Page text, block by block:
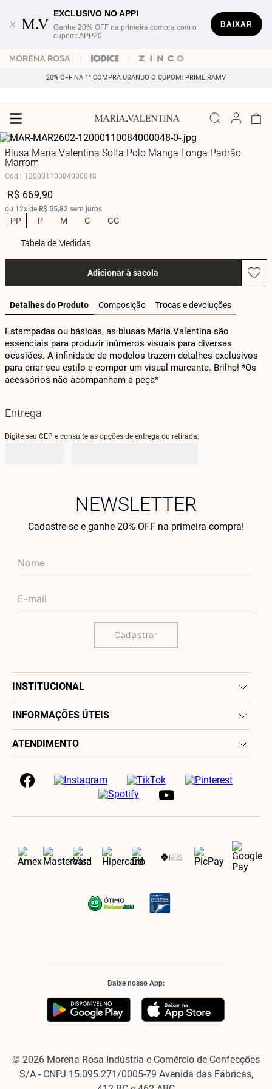
EXCLUSIVO NO APP!
Ganhe 20% OFF na primeira compra com o
cupom: APP20
BAIXAR
20% OFF NA 1° COMPRA USANDO O CUPOM: PRIMEIRAMV
Blusa Maria.Valentina Solta Polo Manga Longa Padrão
Marrom
Cód.: 12000110084000048
R$ 669,90
ou 12x de R$ 55,82 sem juros
PP P M G GG
Tabela de Medidas
Adicionar à sacola
Detalhes do Produto Composição Trocas e devoluções
Estampadas ou básicas, as blusas Maria.Valentina são
essenciais para produzir inúmeros visuais para diversas
ocasiões. A infinidade de modelos trazem detalhes exclusivos
para criar seu estilo e compor um visual marcante. Brilhe! *Os
acessórios não acompanham a peça*
Entrega
Digite seu CEP e consulte as opções de entrega ou retirada:
NEWSLETTER
Cadastre-se e ganhe 20% OFF na primeira compra!
Cadastrar
INSTITUCIONAL
INFORMAÇÕES ÚTEIS
ATENDIMENTO
Baixe nosso App:
© 2026 Morena Rosa Indústria e Comércio de Confecções
S/A - CNPJ 15.095.271/0005-79 Avenida das Fábricas,